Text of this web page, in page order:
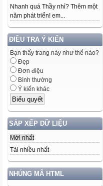
Nhanh quá Thầy nhỉ? Thêm một
năm phát triển! em...
ĐIỀU TRA Ý KIẾN
Bạn thấy trang này như thế nào?
Đẹp
Đơn điệu
Bình thường
Ý kiến khác
SẮP XẾP DỮ LIỆU
Mới nhất
Tải nhiều nhất
NHÚNG MÃ HTML